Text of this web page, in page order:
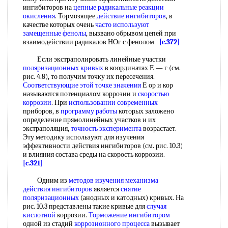
ингибиторов нацепные радикальные реакции
окисления. Тормозящеедействие ингибиторов, в
качестве которых оченьчасто используют
замещенные фенолы, вызвано обрывом цепей при
взаимодействии радикалов НОг с фенолом
[c.372]
Если экстраполировать линейные участки
поляризационных кривыхв координатах Е — г (см.
рис. 4.8), то получим точку их пересечения.
Соответствующие этой точке значенияЕ ор и кор
называются потенциалом коррозии и скоростью
коррозии. При использовании современных
приборов, в программу работыкоторых заложено
определение прямолинейных участков и их
экстраполяция,точность экспериментавозрастает.
Эту методику используют для изучения
эффективности действия ингибиторов (см. рис. 10.3)
и влияния состава среды на скорость коррозии.
[c.321]
Одним из методов изучения механизма
действия ингибиторов являетсяснятие
поляризационных (анодных и катодных) кривых. На
рис. 10.3 представлены такие кривые дляслучая
кислотной коррозии. Торможение ингибитором
одной из стадий коррозионного процессавызывает